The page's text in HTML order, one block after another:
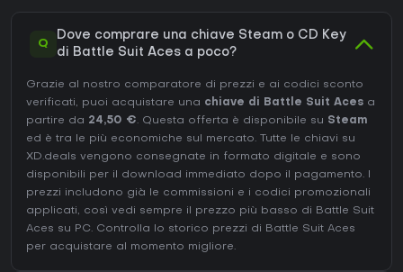
Q
Dove comprare una chiave Steam o CD Key
di Battle Suit Aces a poco?
Grazie al nostro comparatore di prezzi e ai codici sconto
verificati, puoi acquistare una chiave di Battle Suit Aces a
partire da 24,50 €. Questa offerta è disponibile su Steam
ed è tra le più economiche sul mercato. Tutte le chiavi su
XD.deals vengono consegnate in formato digitale e sono
disponibili per il download immediato dopo il pagamento. I
prezzi includono già le commissioni e i codici promozionali
applicati, così vedi sempre il prezzo più basso di Battle Suit
Aces su PC. Controlla lo storico prezzi di Battle Suit Aces
per acquistare al momento migliore.